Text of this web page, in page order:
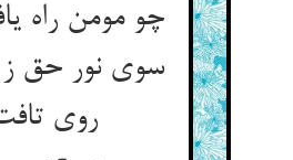
چو مومن راه
سوی نور حق
روی